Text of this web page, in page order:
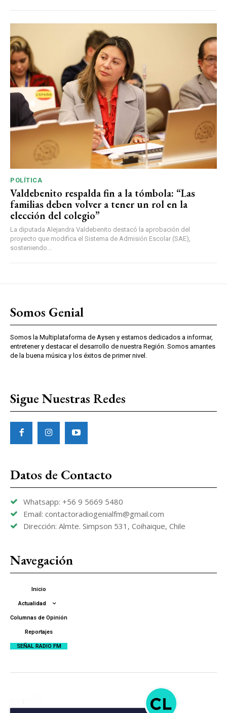
POLÍTICA
Valdebenito respalda fin a la tómbola: “Las
familias deben volver a tener un rol en la
elección del colegio”
La diputada Alejandra Valdebenito destacó la aprobación del
proyecto que modifica el Sistema de Admisión Escolar (SAE),
sosteniendo...
Somos Genial
Somos la Multiplataforma de Aysen y estamos dedicados a informar,
entretener y destacar el desarrollo de nuestra Región. Somos amantes
de la buena música y los éxitos de primer nivel.
Sigue Nuestras Redes
Datos de Contacto
Whatsapp: +56 9 5669 5480
Email: contactoradiogenialfm@gmail.com
Dirección: Almte. Simpson 531, Coihaique, Chile
Navegación
Inicio
Actualidad
Columnas de Opinión
Reportajes
SEÑAL RADIO FM